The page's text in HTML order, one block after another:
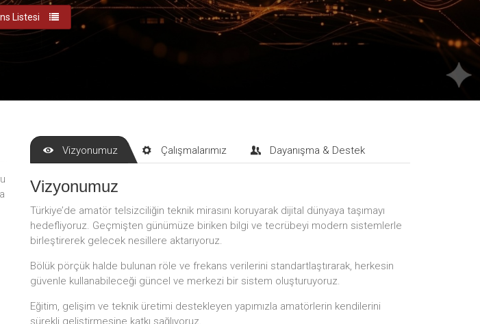
Listesi
Vizyonumuz Çalışmalarımız Dayanışma & Destek
Vizyonumuz
Türkiye’de amatör telsizciliğin teknik mirasını koruyarak dijital dünyaya taşımayı
hedefliyoruz. Geçmişten günümüze biriken bilgi ve tecrübeyi modern sistemlerle
birleştirerek gelecek nesillere aktarıyoruz.
Bölük pörçük halde bulunan röle ve frekans verilerini standartlaştırarak, herkesin
güvenle kullanabileceği güncel ve merkezi bir sistem oluşturuyoruz.
Eğitim, gelişim ve teknik üretimi destekleyen yapımızla amatörlerin kendilerini
sürekli geliştirmesine katkı sağlıyoruz.